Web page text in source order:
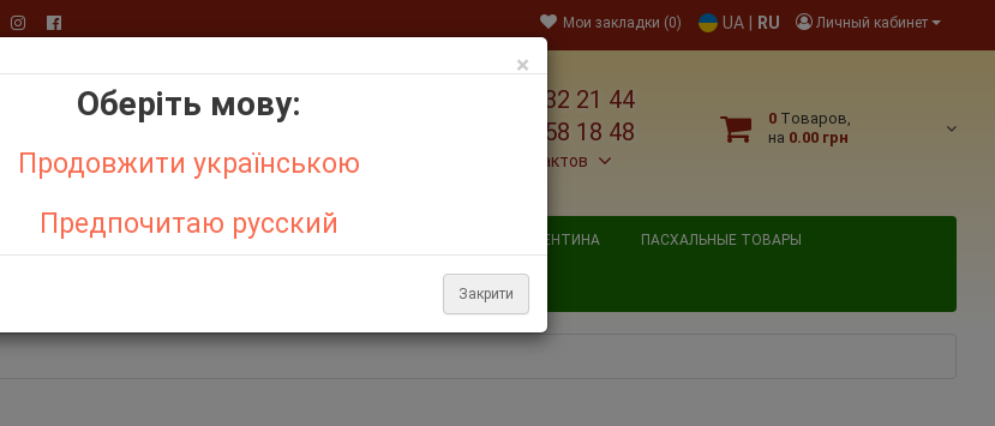
Личный кабинет
UA RU
Мои закладки (0)
+38 095 032 21 44
+38 067 758 18 48
Больше контактов
0 Tоваров,
на 0.00 грн
ОТЗЫВЫ О МАГАЗИНЕ СИСТЕМА СКИДОК ДЕНЬ СВЯТОГО ВАЛЕНТИНА ПАСХАЛЬНЫЕ ТОВАРЫ
×
Оберіть мову:
Продовжити українською
Предпочитаю русский
Закрити